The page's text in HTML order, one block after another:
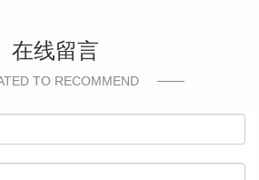
在线留言
TO RECOMMEND